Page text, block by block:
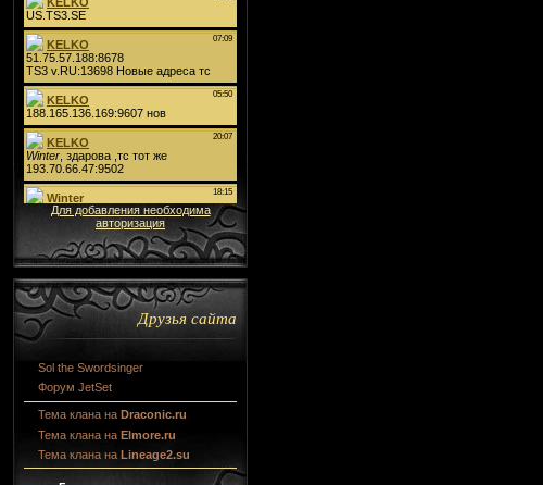
Для добавления необходима
авторизация
Друзья сайта
Sol the Swordsinger
Форум JetSet
Тема клана на Draconic.ru
Тема клана на Elmore.ru
Тема клана на Lineage2.su